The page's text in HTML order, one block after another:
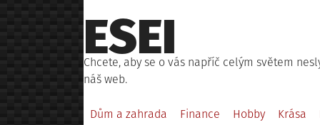
to
content
ESEI
Chcete, aby se o vás napříč celým světem
náš web.
Dům a zahrada Finance Hobby Krása